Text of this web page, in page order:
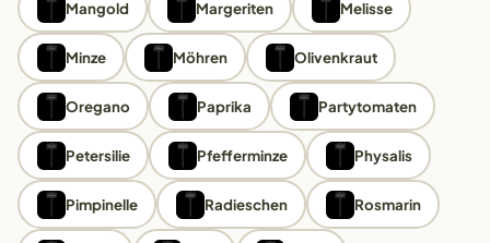
Mangold Margeriten Melisse
Minze Möhren Olivenkraut
Oregano Paprika Partytomaten
Petersilie Pfefferminze Physalis
Pimpinelle Radieschen Rosmarin